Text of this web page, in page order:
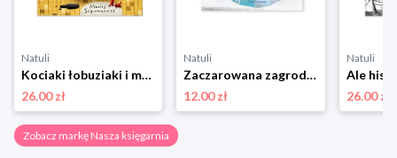
Natuli
Kociaki łobuziaki i mydło brudzidło Nasza księgarnia
26.00 zł
Natuli
Zaczarowana zagroda Nasza księgarnia
12.00 zł
Natuli
26.00 zł
Zobacz markę Nasza księgarnia